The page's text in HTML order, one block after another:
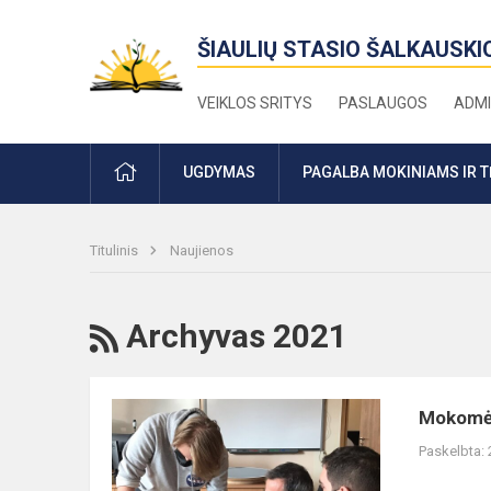
ŠIAULIŲ STASIO
VEIKLOS SRITYS PASLAUGOS
PRADŽIAUGDYMAS PAGALBA MOKINIAMS IR
Titulinis Naujienos
RSS
Archyvas 2021
Mokomės
ne
tik
Paskelbta: